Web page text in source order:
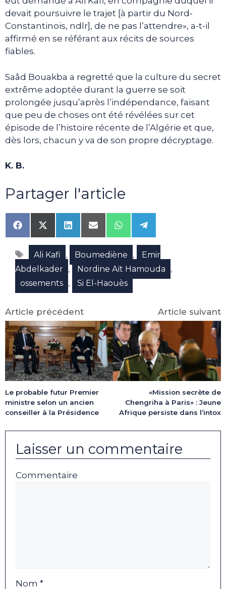
devait poursuivre le trajet [à partir du Nord-
Constantinois, ndlr], de ne pas l’attendre», a-t-il
affirmé en se référant aux récits de sources
fiables.
Saâd Bouakba a regretté que la culture du secret
extrême adoptée durant la guerre se soit
prolongée jusqu’après l’indépendance, faisant
que peu de choses ont été révélées sur cet
épisode de l’histoire récente de l’Algérie et que,
dès lors, chacun y va de son propre décryptage.
K. B.
Partager l'article
Share
on
Facebook
Share
on
X
(Twitter)
Share
on
LinkedIn
Share
on
Email
Share
on
WhatsApp
Share
on
Telegram
Étiquettes
Ali Kafi , Boumediène ,
Emir
Abdelkader , Nordine Aït Hamouda ,
ossements , Si El-Haouès
Article précédent
Le probable futur Premier
ministre selon un ancien
conseiller à la Présidence
Article suivant
«Mission secrète de
Chengriha à Paris» : Jeune
Afrique persiste dans l’intox
Laisser un commentaire
Commentaire
Nom *